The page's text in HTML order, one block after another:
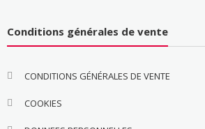
Conditions générales de vente
CONDITIONS GÉNÉRALES DE VENTE
COOKIES